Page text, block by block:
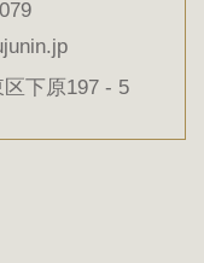
下原197 - 5